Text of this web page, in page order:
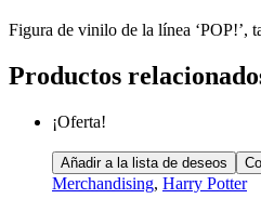
Figura de vinilo de la línea ‘POP!’,
Productos
¡Oferta!
Añadir a la lista de deseos
Merchandising, Harry Potter